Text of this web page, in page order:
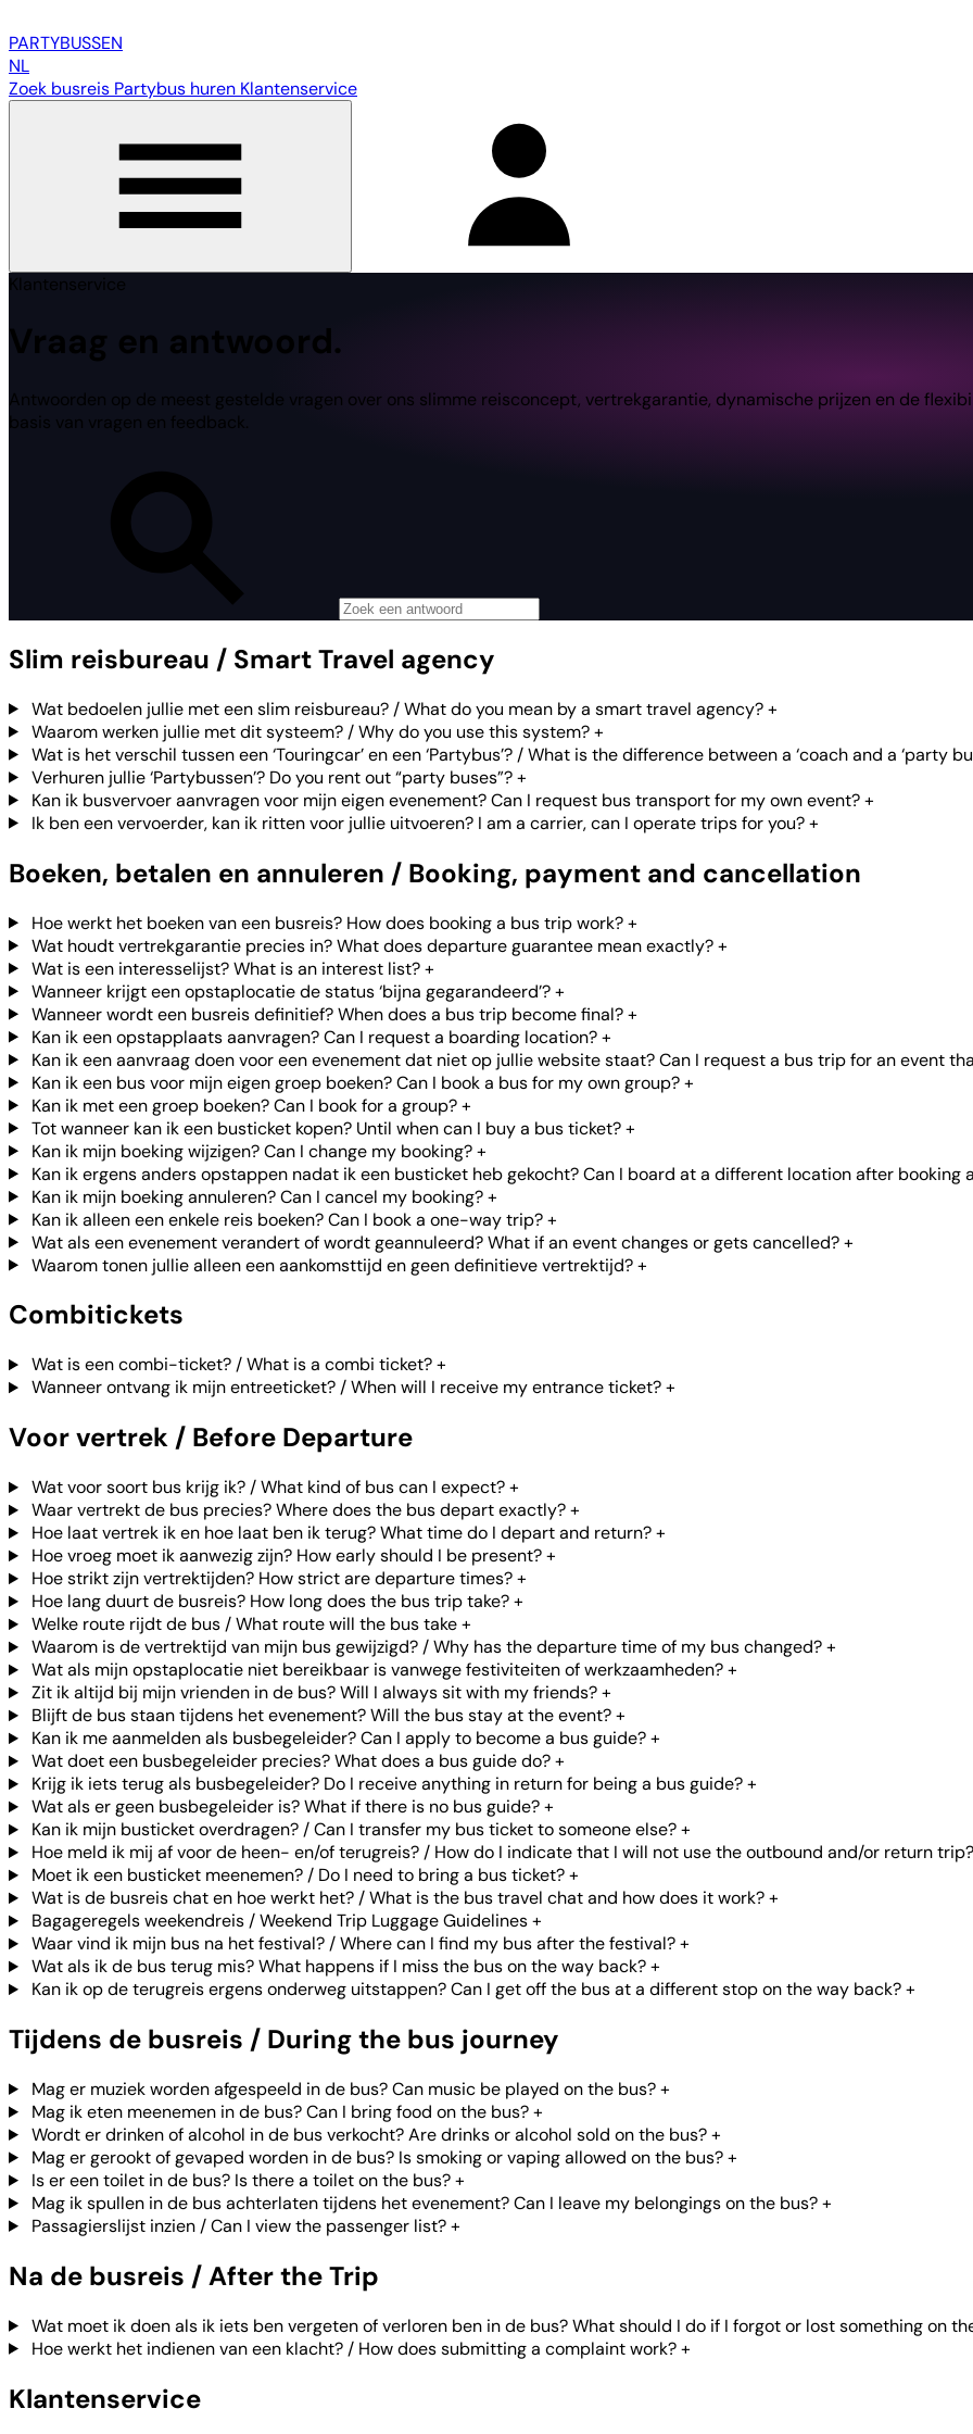
PARTYBUSSEN
NL
Zoek busreis Partybus huren Klantenservice
Klantenservice
Vraag en antwoord.
Antwoorden op de meest gestelde vragen over ons slimme reisconcept, vertrekgarantie, dynamische prijzen en de
basis van vragen en feedback.
Slim reisbureau / Smart Travel agency
Wat bedoelen jullie met een slim reisbureau? / What do you mean by a smart travel agency?+
Waarom werken jullie met dit systeem? / Why do you use this system?+
Wat is het verschil tussen een ‘Touringcar’ en een ‘Partybus’? / What is the difference between a ‘coach and a ‘party
Verhuren jullie ‘Partybussen’? Do you rent out “party buses”?+
Kan ik busvervoer aanvragen voor mijn eigen evenement? Can I request bus transport for my own event?+
Ik ben een vervoerder, kan ik ritten voor jullie uitvoeren? I am a carrier, can I operate trips for you?+
Boeken, betalen en annuleren / Booking, payment and cancellation
Hoe werkt het boeken van een busreis? How does booking a bus trip work?+
Wat houdt vertrekgarantie precies in? What does departure guarantee mean exactly?+
Wat is een interesselijst? What is an interest list?+
Wanneer krijgt een opstaplocatie de status ‘bijna gegarandeerd’?+
Wanneer wordt een busreis definitief? When does a bus trip become final?+
Kan ik een opstapplaats aanvragen? Can I request a boarding location?+
Kan ik een aanvraag doen voor een evenement dat niet op jullie website staat? Can I request a bus trip for an event
Kan ik een bus voor mijn eigen groep boeken? Can I book a bus for my own group?+
Kan ik met een groep boeken? Can I book for a group?+
Tot wanneer kan ik een busticket kopen? Until when can I buy a bus ticket?+
Kan ik mijn boeking wijzigen? Can I change my booking?+
Kan ik ergens anders opstappen nadat ik een busticket heb gekocht? Can I board at a different location after booking
Kan ik mijn boeking annuleren? Can I cancel my booking?+
Kan ik alleen een enkele reis boeken? Can I book a one-way trip?+
Wat als een evenement verandert of wordt geannuleerd? What if an event changes or gets cancelled?+
Waarom tonen jullie alleen een aankomsttijd en geen definitieve vertrektijd?+
Combitickets
Wat is een combi-ticket? / What is a combi ticket?+
Wanneer ontvang ik mijn entreeticket? / When will I receive my entrance ticket?+
Voor vertrek / Before Departure
Wat voor soort bus krijg ik? / What kind of bus can I expect?+
Waar vertrekt de bus precies? Where does the bus depart exactly?+
Hoe laat vertrek ik en hoe laat ben ik terug? What time do I depart and return?+
Hoe vroeg moet ik aanwezig zijn? How early should I be present?+
Hoe strikt zijn vertrektijden? How strict are departure times?+
Hoe lang duurt de busreis? How long does the bus trip take?+
Welke route rijdt de bus / What route will the bus take+
Waarom is de vertrektijd van mijn bus gewijzigd? / Why has the departure time of my bus changed?+
Wat als mijn opstaplocatie niet bereikbaar is vanwege festiviteiten of werkzaamheden?+
Zit ik altijd bij mijn vrienden in de bus? Will I always sit with my friends?+
Blijft de bus staan tijdens het evenement? Will the bus stay at the event?+
Kan ik me aanmelden als busbegeleider? Can I apply to become a bus guide?+
Wat doet een busbegeleider precies? What does a bus guide do?+
Krijg ik iets terug als busbegeleider? Do I receive anything in return for being a bus guide?+
Wat als er geen busbegeleider is? What if there is no bus guide?+
Kan ik mijn busticket overdragen? / Can I transfer my bus ticket to someone else?+
Hoe meld ik mij af voor de heen- en/of terugreis? / How do I indicate that I will not use the outbound and/or return trip?
Moet ik een busticket meenemen? / Do I need to bring a bus ticket?+
Wat is de busreis chat en hoe werkt het? / What is the bus travel chat and how does it work?+
Bagageregels weekendreis / Weekend Trip Luggage Guidelines+
Waar vind ik mijn bus na het festival? / Where can I find my bus after the festival?+
Wat als ik de bus terug mis? What happens if I miss the bus on the way back?+
Kan ik op de terugreis ergens onderweg uitstappen? Can I get off the bus at a different stop on the way back?+
Tijdens de busreis / During the bus journey
Mag er muziek worden afgespeeld in de bus? Can music be played on the bus?+
Mag ik eten meenemen in de bus? Can I bring food on the bus?+
Wordt er drinken of alcohol in de bus verkocht? Are drinks or alcohol sold on the bus?+
Mag er gerookt of gevaped worden in de bus? Is smoking or vaping allowed on the bus?+
Is er een toilet in de bus? Is there a toilet on the bus?+
Mag ik spullen in de bus achterlaten tijdens het evenement? Can I leave my belongings on the bus?+
Passagierslijst inzien / Can I view the passenger list?+
Na de busreis / After the Trip
Wat moet ik doen als ik iets ben vergeten of verloren ben in de bus? What should I do if I forgot or lost something on
Hoe werkt het indienen van een klacht? / How does submitting a complaint work?+
Klantenservice